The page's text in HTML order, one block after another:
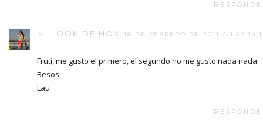
MI LOOK DE HOY 18 DE FEBRERO DE 2011 A LAS
Fruti, me gusto el primero, el segundo no me gusto nada nada!
Besos,
Lau